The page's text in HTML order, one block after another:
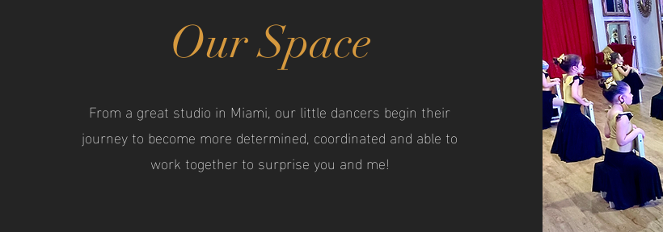
Our Space
From a great studio in Miami, our little dancers begin their
journey to become more determined, coordinated and able to
work together to surprise you and me!